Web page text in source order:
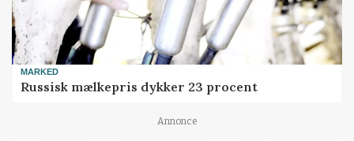
MARKED
Russisk mælkepris dykker 23 procent
Annonce